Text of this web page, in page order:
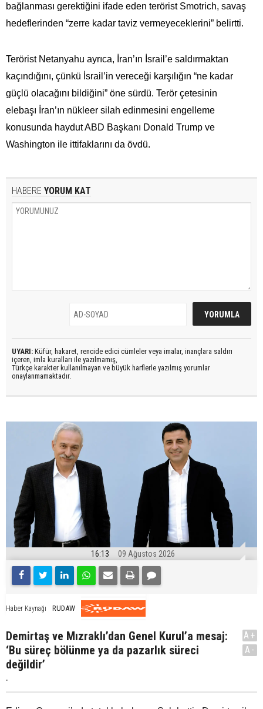
bağlanması gerektiğini ifade eden terörist Smotrich, savaş
hedeflerinden “zerre kadar taviz vermeyeceklerini” belirtti.
Terörist Netanyahu ayrıca, İran’ın İsrail’e saldırmaktan
kaçındığını, çünkü İsrail’in vereceği karşılığın “ne kadar
güçlü olacağını bildiğini” öne sürdü. Terör çetesinin
elebaşı İran’ın nükleer silah edinmesini engelleme
konusunda haydut ABD Başkanı Donald Trump ve
Washington ile ittifaklarını da övdü.
HABERE YORUM KAT
UYARI: Küfür, hakaret, rencide edici cümleler veya imalar, inançlara saldırı
içeren, imla kuralları ile yazılmamış,
Türkçe karakter kullanılmayan ve büyük harflerle yazılmış yorumlar
onaylanmamaktadır.
16:13 09 Ağustos 2026
Haber Kaynağı RUDAW
Demirtaş ve Mızraklı’dan Genel Kurul’a mesaj:
‘Bu süreç bölünme ya da pazarlık süreci
değildir’
.
A+
A-